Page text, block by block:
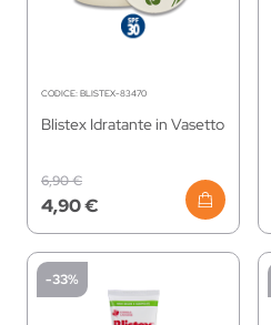
CODICE: BLISTEX-83470
Blistex Idratante in Vasetto
4,90 €
6,90 €
-33%